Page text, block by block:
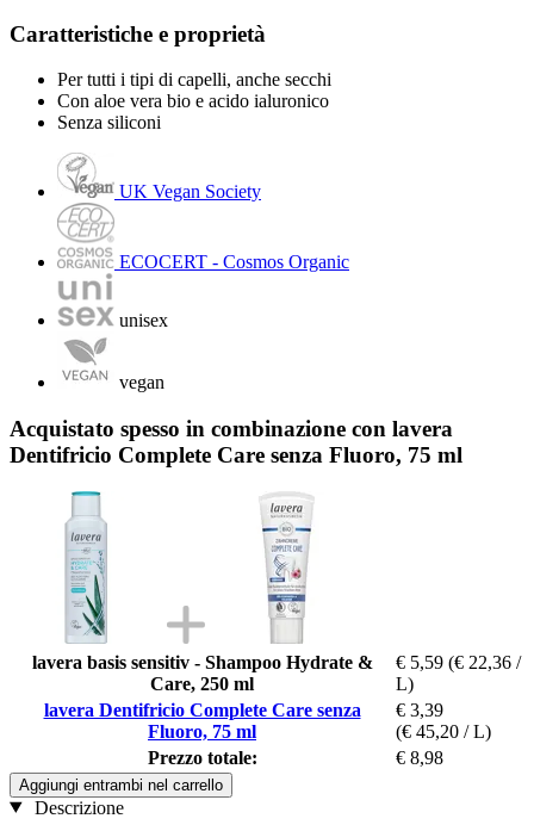
Caratteristiche e proprietà
Per tutti i tipi di capelli, anche secchi
Con aloe vera bio e acido ialuronico
Senza siliconi
UK Vegan Society
ECOCERT - Cosmos Organic
unisex
vegan
Acquistato spesso in combinazione con lavera
Dentifricio Complete Care senza Fluoro, 75 ml
lavera basis sensitiv - Shampoo Hydrate &
Care, 250 ml
€ 5,59 (€ 22,36 /
L)
lavera Dentifricio Complete Care senza
Fluoro, 75 ml
€ 3,39
(€ 45,20 / L)
Prezzo totale:
€ 8,98
Aggiungi entrambi nel carrello
Descrizione